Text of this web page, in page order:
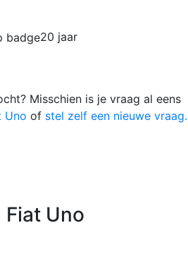
20 jaar
Misschien is je vraag al eens
Uno of stel zelf een nieuwe vraag.
Uno